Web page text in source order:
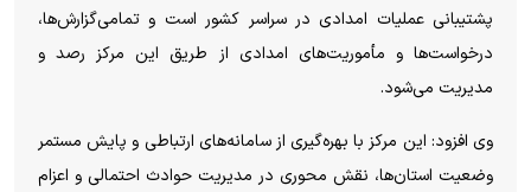
پشتیبانی عملیات امدادی در سراسر کشور است و تمامی‌گزارش‌ها،
درخواست‌ها و مأموریت‌های امدادی از طریق این مرکز رصد و
مدیریت می‌شود.
وی افزود: این مرکز با بهره‌گیری از سامانه‌های ارتباطی و پایش مستمر
وضعیت استان‌ها، نقش محوری در مدیریت حوادث احتمالی و اعزام